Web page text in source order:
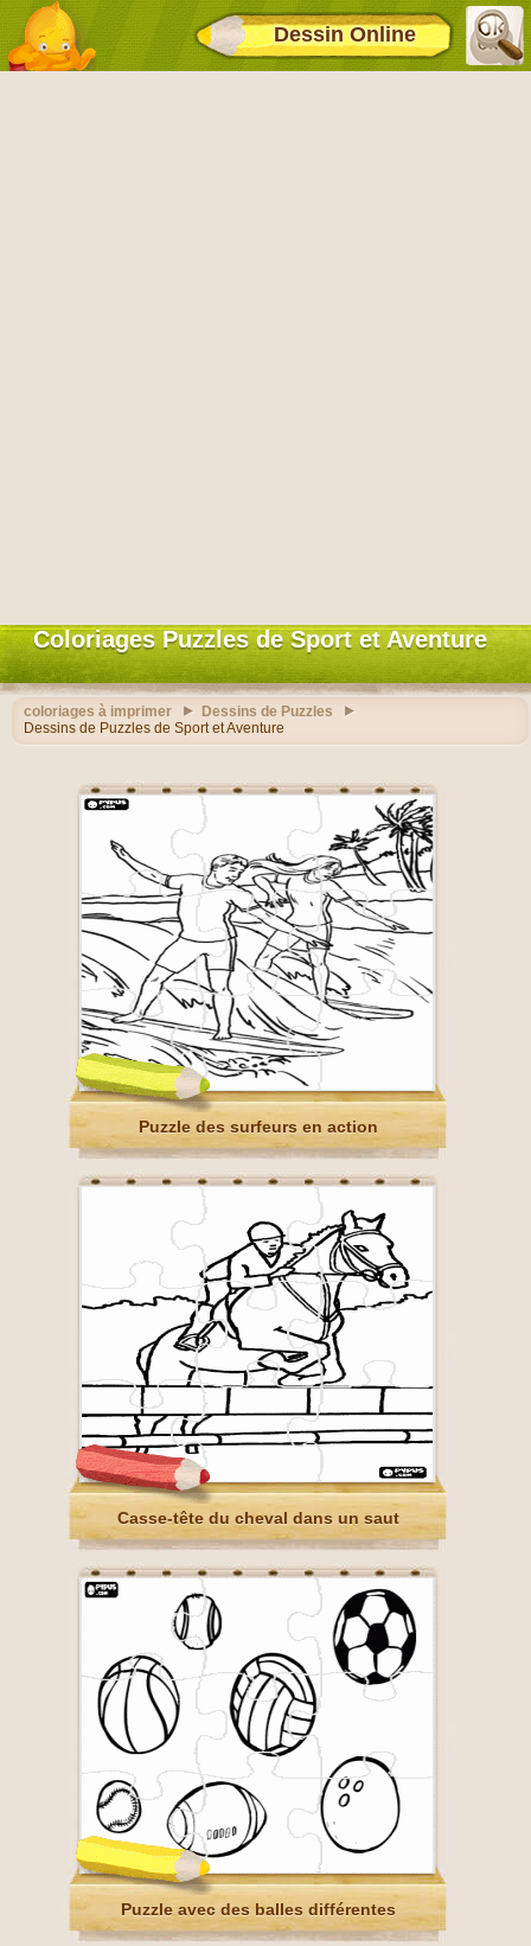
Dessin Online
Coloriages Puzzles de Sport et Aventure
coloriages à imprimer
Dessins de Puzzles
Dessins de Puzzles de Sport et Aventure
Puzzle des surfeurs en action
Casse-tête du cheval dans un saut
Puzzle avec des balles différentes